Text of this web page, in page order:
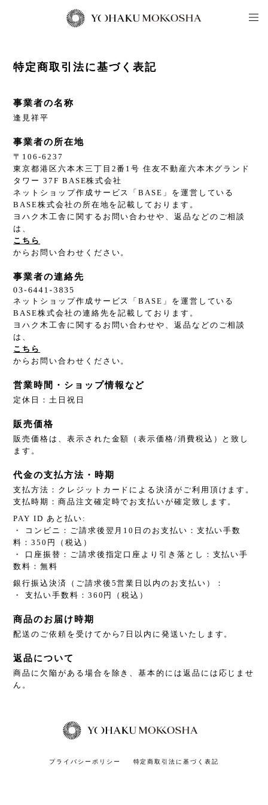
特定商取引法に基づく表記
事業者の名称
逢見祥平
事業者の所在地
〒106-6237
東京都港区六本木三丁目2番1号 住友不動産六本木グランド
タワー 37F BASE株式会社
ネットショップ作成サービス「BASE」を運営している
BASE株式会社の所在地を記載しております。
ヨハク木工舎に関するお問い合わせや、返品などのご相談
は、
こちら
からお問い合わせください。
事業者の連絡先
ネットショップ作成サービス「BASE」を運営している
BASE株式会社の連絡先を記載しております。
ヨハク木工舎に関するお問い合わせや、返品などのご相談
は、
こちら
からお問い合わせください。
営業時間・ショップ情報など
定休日：土日祝日
販売価格
販売価格は、表示された金額（表示価格/消費税込）と致し
ます。
代金の支払方法・時期
支払方法：クレジットカードによる決済がご利用頂けます。
支払時期：商品注文確定時でお支払いが確定致します。
PAY ID あと払い:
・ コンビニ：ご請求後翌月10日のお支払い：支払い手数
料：350円（税込）
・ 口座振替：ご請求後指定口座より引き落とし：支払い手
数料：無料
銀行振込決済（ご請求後5営業日以内のお支払い）：
・ 支払い手数料：360円（税込）
商品のお届け時期
配送のご依頼を受けてから7日以内に発送いたします。
返品について
商品に欠陥がある場合を除き、基本的には返品には応じませ
ん。
プライバシーポリシー 特定商取引法に基づく表記